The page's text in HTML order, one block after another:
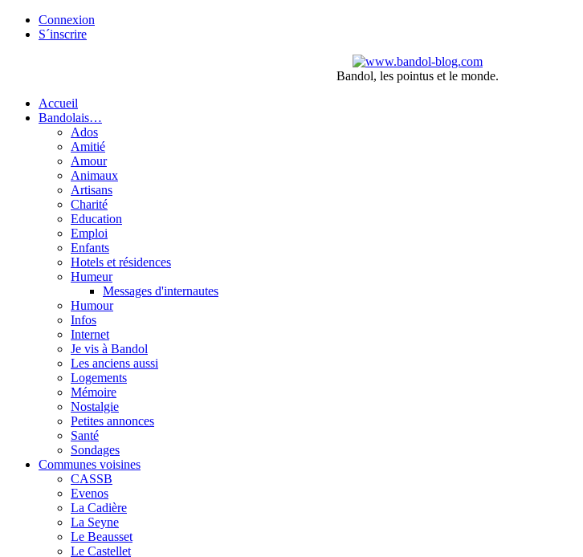
Connexion
S´inscrire
Bandol, les pointus et le monde.
Accueil
Bandolais…
Ados
Amitié
Amour
Animaux
Artisans
Charité
Education
Emploi
Enfants
Hotels et résidences
Humeur
Messages d'internautes
Humour
Infos
Internet
Je vis à Bandol
Les anciens aussi
Logements
Mémoire
Nostalgie
Petites annonces
Santé
Sondages
Communes voisines
CASSB
Evenos
La Cadière
La Seyne
Le Beausset
Le Castellet